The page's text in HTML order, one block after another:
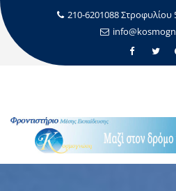
210-6201088